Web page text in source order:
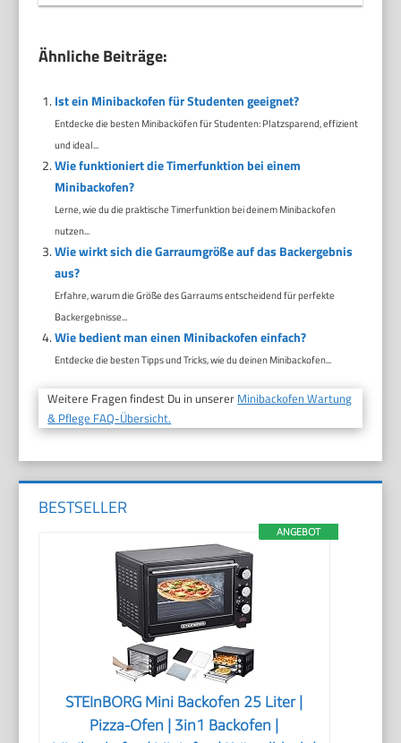
Ähnliche Beiträge:
Ist ein Minibackofen für Studenten geeignet?
Entdecke die besten Minibacköfen für Studenten: Platzsparend, effizient
und ideal...
Wie funktioniert die Timerfunktion bei einem
Minibackofen?
Lerne, wie du die praktische Timerfunktion bei deinem Minibackofen
nutzen...
Wie wirkt sich die Garraumgröße auf das Backergebnis
aus?
Erfahre, warum die Größe des Garraums entscheidend für perfekte
Backergebnisse...
Wie bedient man einen Minibackofen einfach?
Entdecke die besten Tipps und Tricks, wie du deinen Minibackofen...
Weitere Fragen findest Du in unserer Minibackofen Wartung
& Pflege FAQ-Übersicht.
BESTSELLER
ANGEBOT
STEInBORG Mini Backofen 25 Liter |
Pizza-Ofen | 3in1 Backofen |